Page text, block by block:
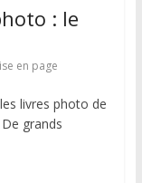
: le
en page
livres photo de
grands